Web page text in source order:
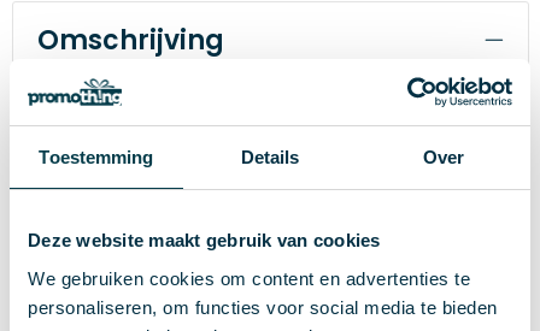
Toestemming Details Over
Deze website maakt gebruik van cookies
We gebruiken cookies om content en advertenties te
personaliseren, om functies voor social media te bieden
Omschrijving
Lanyard van polyester met metalen mini
kunststof clip. Breed: 20 mm.
Specificaties